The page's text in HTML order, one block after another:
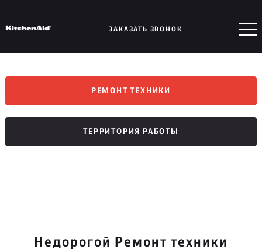
ЗАКАЗАТЬ ЗВОНОК
РЕМОНТ ТЕХНИКИ
ТЕРРИТОРИЯ РАБОТЫ
Недорогой Ремонт техники